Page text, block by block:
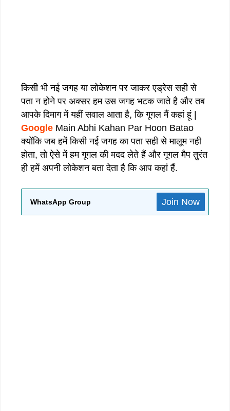
किसी भी नई जगह या लोकेशन पर जाकर एड्रेस सही से
पता न होने पर अक्सर हम उस जगह भटक जाते है और तब
आपके दिमाग में यहीं सवाल आता है, कि गूगल मैं कहां हूं |
Google Main Abhi Kahan Par Hoon Batao
क्योंकि जब हमें किसी नई जगह का पता सही से मालूम नही
होता, तो ऐसे में हम गूगल की मदद लेते हैं और गूगल मैप तुरंत
ही हमें अपनी लोकेशन बता देता है कि आप कहां हैं.
WhatsApp Group Join Now